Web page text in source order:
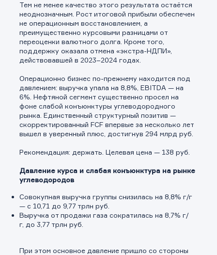
Тем не менее качество этого результата остаётся
неоднозначным. Рост итоговой прибыли обеспечен
не операционным восстановлением, а
преимущественно курсовыми разницами от
переоценки валютного долга. Кроме того,
поддержку оказала отмена «экстра-НДПИ»,
действовавшей в 2023–2024 годах.
Операционно бизнес по-прежнему находится под
давлением: выручка упала на 8,8%, EBITDA — на
6%. Нефтяной сегмент существенно просел на
фоне слабой конъюнктуры углеводородного
рынка. Единственный структурный позитив —
скорректированный FCF впервые за несколько лет
вышел в уверенный плюс, достигнув 294 млрд руб.
Рекомендация: держать. Целевая цена — 138 руб.
Давление курса и слабая конъюнктура на рынке
углеводородов
Совокупная выручка группы снизилась на 8,8% г/г
— с 10,71 до 9,77 трлн руб.
Выручка от продажи газа сократилась на 8,7% г/
г, до 3,77 трлн руб.
При этом основное давление пришло со стороны